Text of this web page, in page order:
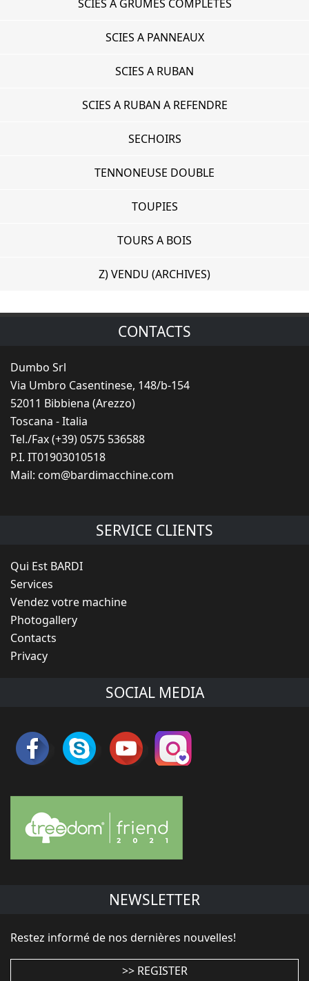
SCIES A GRUMES COMPLETES
SCIES A PANNEAUX
SCIES A RUBAN
SCIES A RUBAN A REFENDRE
SECHOIRS
TENNONEUSE DOUBLE
TOUPIES
TOURS A BOIS
Z) VENDU (ARCHIVES)
CONTACTS
Dumbo Srl
Via Umbro Casentinese, 148/b-154
52011 Bibbiena (Arezzo)
Toscana - Italia
Tel./Fax (+39) 0575 536588
P.I. IT01903010518
Mail: com@bardimacchine.com
SERVICE CLIENTS
Qui Est BARDI
Services
Vendez votre machine
Photogallery
Contacts
Privacy
SOCIAL MEDIA
NEWSLETTER
Restez informé de nos dernières nouvelles!
>> REGISTER